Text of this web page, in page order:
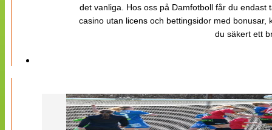
det vanliga. Hos oss på Damfotboll får du
casino utan licens och bettingsidor med
du säkert ett